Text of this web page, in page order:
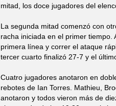
mitad, los doce jugadores del
La segunda mitad comenzó con
racha iniciada en el primer tiempo.
primera línea y correr el ataque
tercer cuarto finalizó 27-7 y el
Cuatro jugadores anotaron en
rebotes de Ian Torres. Mathieu,
anotaron y todos vieron más de